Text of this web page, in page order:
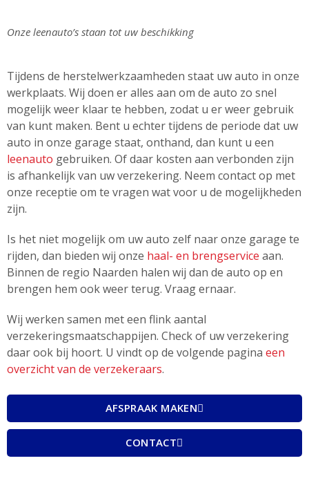
Onze leenauto’s staan tot uw beschikking
Tijdens de herstelwerkzaamheden staat uw auto in onze
werkplaats. Wij doen er alles aan om de auto zo snel
mogelijk weer klaar te hebben, zodat u er weer gebruik
van kunt maken. Bent u echter tijdens de periode dat uw
auto in onze garage staat, onthand, dan kunt u een
leenauto gebruiken. Of daar kosten aan verbonden zijn
is afhankelijk van uw verzekering. Neem contact op met
onze receptie om te vragen wat voor u de mogelijkheden
zijn.
Is het niet mogelijk om uw auto zelf naar onze garage te
rijden, dan bieden wij onze haal- en brengservice aan.
Binnen de regio Naarden halen wij dan de auto op en
brengen hem ook weer terug. Vraag ernaar.
Wij werken samen met een flink aantal
verzekeringsmaatschappijen. Check of uw verzekering
daar ook bij hoort. U vindt op de volgende pagina een
overzicht van de verzekeraars.
AFSPRAAK MAKEN
CONTACT